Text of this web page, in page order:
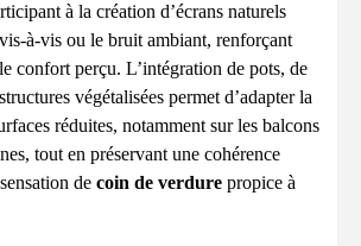
à la création d’écrans naturels
à-vis ou le bruit ambiant, renforçant
confort perçu. L’intégration de pots, de
végétalisées permet d’adapter la
réduites, notamment sur les balcons
tout en préservant une cohérence
de coin de verdure propice à